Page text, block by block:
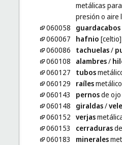
metálicas
presión o aire
060058
guardacabos
060067
hafnio [celtio]
060086
tachuelas/
060108
alambres/
060127
tubos
060129
raíles
060143
pernosde ojo
060148
giraldas/
060152 verjas
060153
cerraduras
060183
minerales